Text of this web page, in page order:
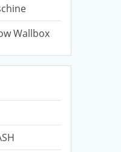
Wallbox